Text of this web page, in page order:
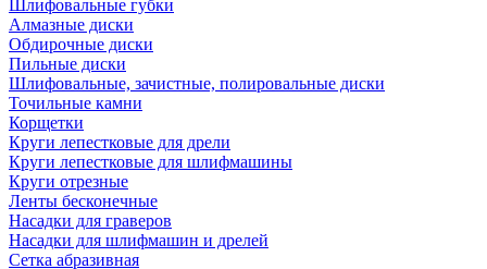
Шлифовальные губки
Алмазные диски
Обдирочные диски
Пильные диски
Шлифовальные, зачистные, полировальные диски
Точильные камни
Корщетки
Круги лепестковые для дрели
Круги лепестковые для шлифмашины
Круги отрезные
Ленты бесконечные
Насадки для граверов
Насадки для шлифмашин и дрелей
Сетка абразивная